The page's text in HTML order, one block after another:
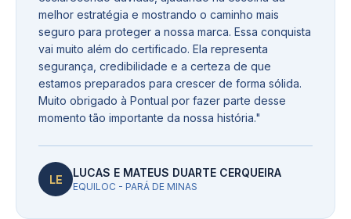
melhor estratégia e mostrando o caminho mais
seguro para proteger a nossa marca. Essa conquista
vai muito além do certificado. Ela representa
segurança, credibilidade e a certeza de que
estamos preparados para crescer de forma sólida.
Muito obrigado à Pontual por fazer parte desse
momento tão importante da nossa história."
LE LUCAS E MATEUS DUARTE CERQUEIRA
EQUILOC - PARÁ DE MINAS